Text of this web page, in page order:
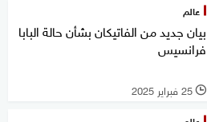
عالم
بيان جديد من الفاتيكان بشأن حالة البابا
فرانسيس
l 25 فبراير 2025